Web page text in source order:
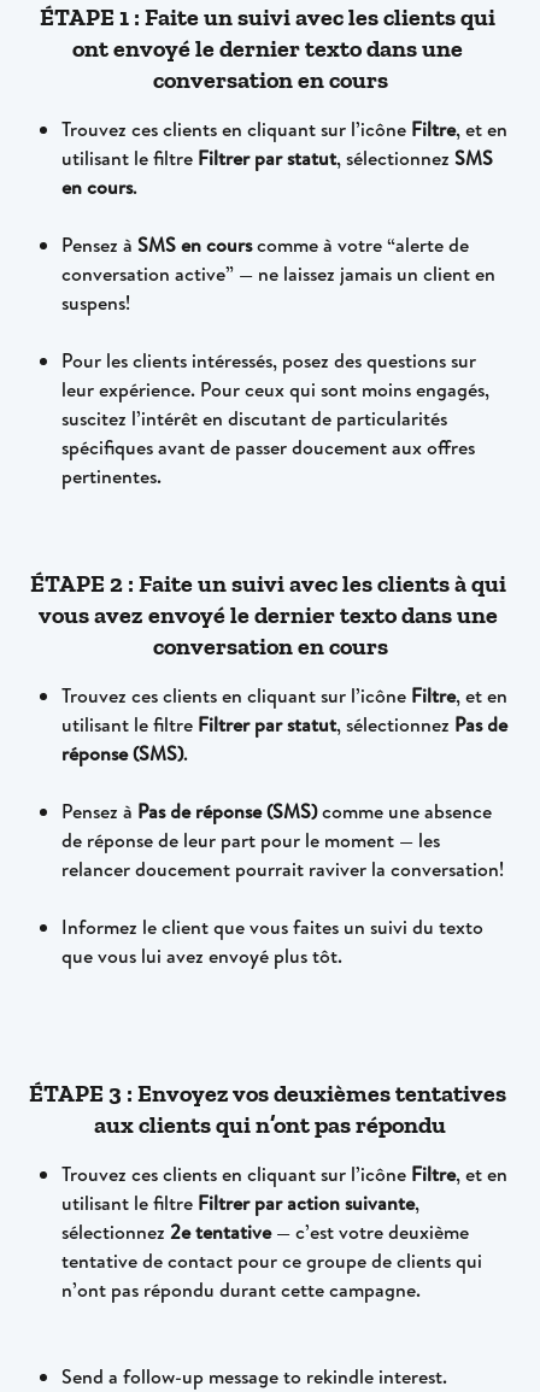
ÉTAPE 1 : Faite un suivi avec les clients qui
ont envoyé le dernier texto dans une
conversation en cours
Trouvez ces clients en cliquant sur l’icône Filtre, et en
utilisant le filtre Filtrer par statut, sélectionnez SMS
en cours.
Pensez à SMS en cours comme à votre “alerte de
conversation active” — ne laissez jamais un client en
suspens!
Pour les clients intéressés, posez des questions sur
leur expérience. Pour ceux qui sont moins engagés,
suscitez l’intérêt en discutant de particularités
spécifiques avant de passer doucement aux offres
pertinentes.
ÉTAPE 2 : Faite un suivi avec les clients à qui
vous avez envoyé le dernier texto dans une
conversation en cours
Trouvez ces clients en cliquant sur l’icône Filtre, et en
utilisant le filtre Filtrer par statut, sélectionnez Pas de
réponse (SMS).
Pensez à Pas de réponse (SMS) comme une absence
de réponse de leur part pour le moment — les
relancer doucement pourrait raviver la conversation!
Informez le client que vous faites un suivi du texto
que vous lui avez envoyé plus tôt.
ÉTAPE 3 : Envoyez vos deuxièmes tentatives
aux clients qui n’ont pas répondu
Trouvez ces clients en cliquant sur l’icône Filtre, et en
utilisant le filtre Filtrer par action suivante,
sélectionnez 2e tentative — c’est votre deuxième
tentative de contact pour ce groupe de clients qui
n’ont pas répondu durant cette campagne.
Send a follow-up message to rekindle interest.